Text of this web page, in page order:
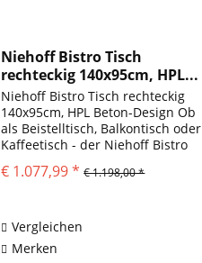
Niehoff Bistro Tisch
rechteckig 140x95cm, HPL...
Niehoff Bistro Tisch rechteckig
140x95cm, HPL Beton-Design Ob
als Beistelltisch, Balkontisch oder
Kaffeetisch - der Niehoff Bistro
Tisch rechteckig 120x81cm, HPL
ist allzeit eine gute Wahl. Der
€ 1.077,99 * € 1.198,00 *
Vergleichen
Merken